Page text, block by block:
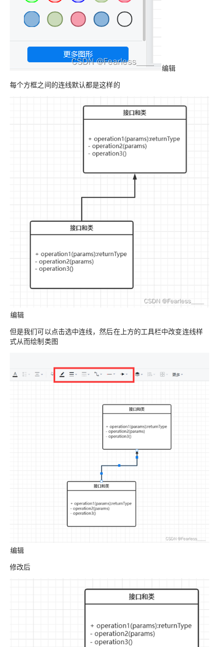
编辑
每个方框之间的连线默认都是这样的
编辑
但是我们可以点击选中连线，然后在上方的工具栏中改变连线样
式从而绘制类图
编辑
修改后